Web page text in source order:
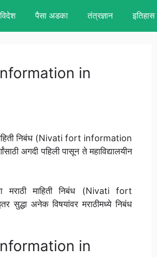
पैसा अडका तंत्रज्ञान इतिहास
Information in
निबंध (Nivati fort information
अगदी पहिली पासून ते महाविद्यालयीन
मराठी माहिती निबंध (Nivati fort
अनेक विषयांवर मराठीमध्ये निबंध
Information in